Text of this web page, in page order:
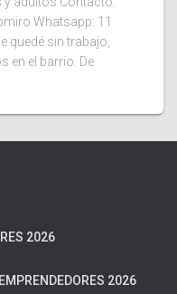
Whatsapp: 11
quedé sin trabajo,
en el barrio. De
2026
2026